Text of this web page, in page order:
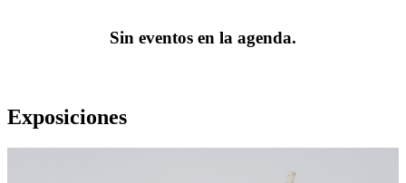
Sin eventos en la agenda.
Exposiciones